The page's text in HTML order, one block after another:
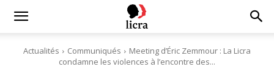
Licra
Actualités Communiqués
Meeting d’Éric Zemmour : La Licra
condamne les violences à l’encontre des...